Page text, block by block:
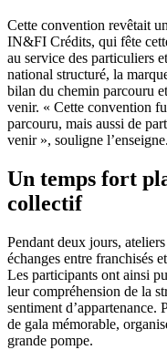
Cette convention revêtait
IN&FI Crédits, qui fête
au service des particuliers
national structuré, la
bilan du chemin parcouru
venir. « Cette convention
parcouru, mais aussi de
venir », souligne l’enseigne.
Un temps fort
collectif
Pendant deux jours,
échanges entre franchisés
Les participants ont ainsi
leur compréhension de la
sentiment d’appartenance.
de gala mémorable,
grande pompe.